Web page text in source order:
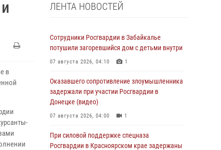
в
ЛЕНТА НОВОСТЕЙ
Сотрудники Росгвардии в Забайкалье
потушили загоревшийся дом с детьми внутри
07 августа 2026, 04:10 1
Оказавшего сопротивление злоумышленника
задержали при участии Росгвардии в
Донецке (видео)
07 августа 2026, 04:00 1
При силовой поддержке спецназа
Росгвардии в Красноярском крае задержаны